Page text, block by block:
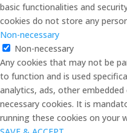
basic functionalities and
cookies do not store any
Non-necessary
Non-necessary
Any cookies that may not be
to function and is used
analytics, ads, other
necessary cookies. It is
running these cookies on your